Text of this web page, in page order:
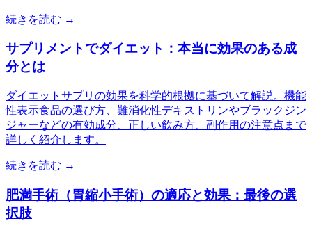
続きを読む →
サプリメントでダイエット：本当に効果のある成
分とは
ダイエットサプリの効果を科学的根拠に基づいて解説。機能
性表示食品の選び方、難消化性デキストリンやブラックジン
ジャーなどの有効成分、正しい飲み方、副作用の注意点まで
詳しく紹介します。
続きを読む →
肥満手術（胃縮小手術）の適応と効果：最後の選
択肢